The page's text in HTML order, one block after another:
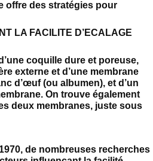
offre des stratégies pour
LA FACILITE D’ECALAGE
coquille dure et poreuse,
externe et d’une membrane
d’œuf (ou albumen), et d’un
On trouve également
deux membranes, juste sous
de nombreuses recherches